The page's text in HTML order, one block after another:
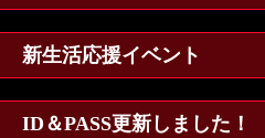
新生活応援イベント
ID＆PASS更新しました！